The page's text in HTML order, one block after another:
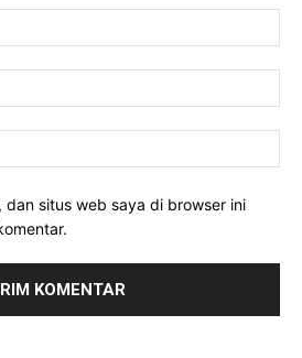
dan situs web saya di browser ini